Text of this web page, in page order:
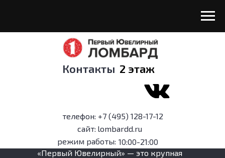
телефон: +7 (495) 128-17-12
сайт:
Контакты
режим работы: 10:00-21:00
2 этаж
«Первый Ювелирный» — это крупная
lombardd.ru